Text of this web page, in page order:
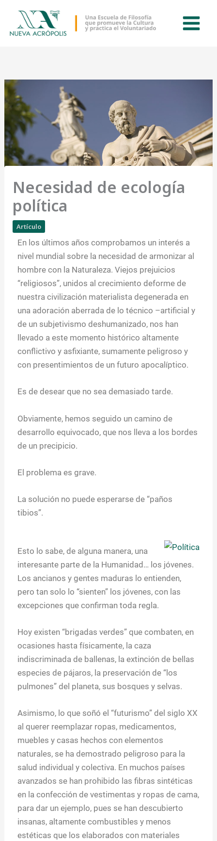
contenido
Necesidad de ecología
política
Artículo
En los últimos años comprobamos un interés a
nivel mundial sobre la necesidad de armonizar al
hombre con la Naturaleza. Viejos prejuicios
“religiosos”, unidos al crecimiento deforme de
nuestra civilización materialista degenerada en
una adoración aberrada de lo técnico –artificial y
de un subjetivismo deshumanizado, nos han
llevado a este momento histórico altamente
conflictivo y asfixiante, sumamente peligroso y
con presentimientos de un futuro apocalíptico.
Es de desear que no sea demasiado tarde.
Obviamente, hemos seguido un camino de
desarrollo equivocado, que nos lleva a los bordes
de un precipicio.
El problema es grave.
La solución no puede esperarse de “paños
tibios”.
Esto lo sabe, de alguna manera, una
interesante parte de la Humanidad… los jóvenes.
Los ancianos y gentes maduras lo entienden,
pero tan solo lo “sienten” los jóvenes, con las
excepciones que confirman toda regla.
Hoy existen “brigadas verdes” que combaten, en
ocasiones hasta físicamente, la caza
indiscriminada de ballenas, la extinción de bellas
especies de pájaros, la preservación de “los
pulmones” del planeta, sus bosques y selvas.
Asimismo, lo que soñó el “futurismo” del siglo XX
al querer reemplazar ropas, medicamentos,
muebles y casas hechos con elementos
naturales, se ha demostrado peligroso para la
salud individual y colectiva. En muchos países
avanzados se han prohibido las fibras sintéticas
en la confección de vestimentas y ropas de cama,
para dar un ejemplo, pues se han descubierto
insanas, altamente combustibles y menos
estéticas que los elaborados con materiales